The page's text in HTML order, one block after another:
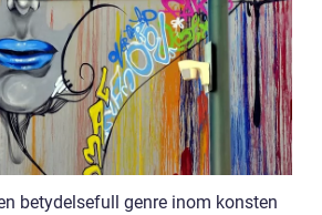
betydelsefull genre inom konsten